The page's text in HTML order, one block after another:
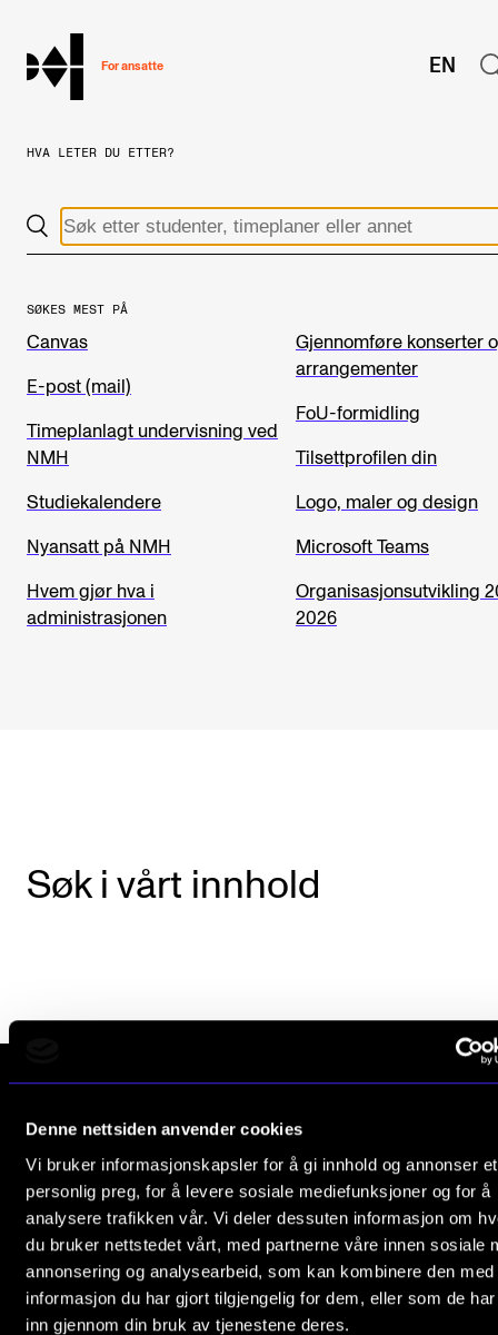
Denne nettsiden anvender cookies
Vi bruker informasjonskapsler for å gi innhold og annonser et
personlig preg, for å levere sosiale mediefunksjoner og for å
analysere trafikken vår. Vi deler dessuten informasjon om
du bruker nettstedet vårt, med partnerne våre innen sosiale
annonsering og analysearbeid, som kan kombinere den med
informasjon du har gjort tilgjengelig for dem, eller som de
inn gjennom din bruk av tjenestene deres.
hjem
For ansatte EN
Arbeidstid og lønn
Kompetanse og velferd
Overordnet i mitt arbeid
Helse, miljø og sikkerhet
Nyansatt på NMH
Refusjon av utlegg
VERKTØY OG HJELP
IT og digitale tjenester
Canvas
UNDERVISNING OG STUDENTSTØTTE
Digitale ressurser for undervisning
FORSKNING OG UTVIKLINGSARBEID
Om FoU på NMH
Livet rundt FoU
For ph.d.-programmet i kunstnerisk utviklingsarbeid
HVA LETER DU ETTER?
SØKES MEST PÅ
Canvas
E-post (mail)
Timeplanlagt undervisning ved
NMH
Studiekalendere
Nyansatt på NMH
Hvem gjør hva i
administrasjonen
Gjennomføre konserter
arrangementer
FoU-formidling
Tilsettprofilen din
Logo, maler og design
Microsoft Teams
Organisasjonsutvikling
2026
Søk i vårt innhold
Norges musikk­høgskole
Slemdalsveien 11
0369 Oslo, Norway
+47 23 36 70 00